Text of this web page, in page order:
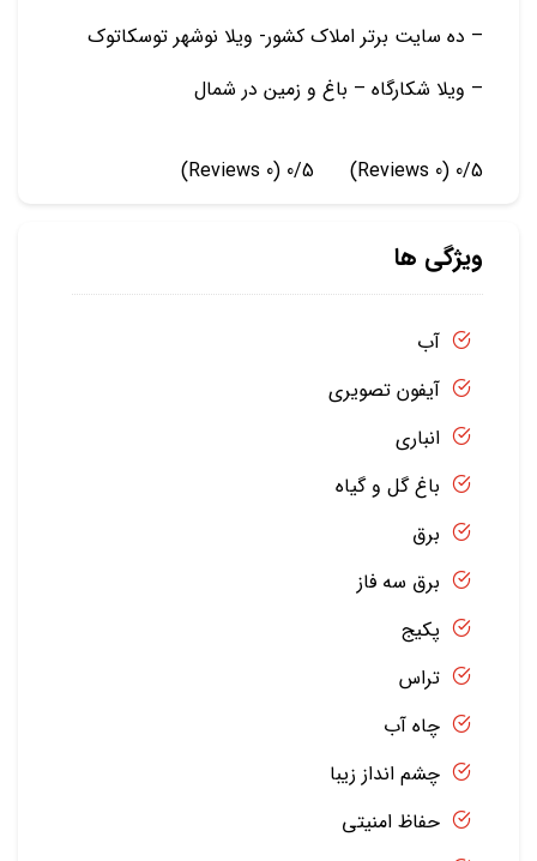
– ده سایت برتر املاک کشور- ویلا نوشهر توسکاتوک
– ویلا شکارگاه – باغ و زمين در شمال
0/5
(0 Reviews)
0/5
(0 Reviews)
ویژگی ها
آب
آیفون تصویری
انباری
باغ گل و گیاه
برق
برق سه فاز
پکیج
تراس
چاه آب
چشم انداز زیبا
حفاظ امنیتی